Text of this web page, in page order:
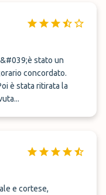
concordato.
e cortese,